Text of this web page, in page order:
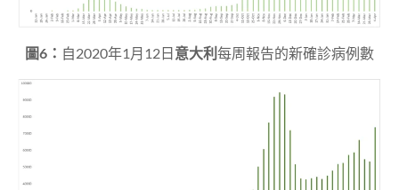
圖6： 自2020年1月12日意大利 每周報告的新確診病例數